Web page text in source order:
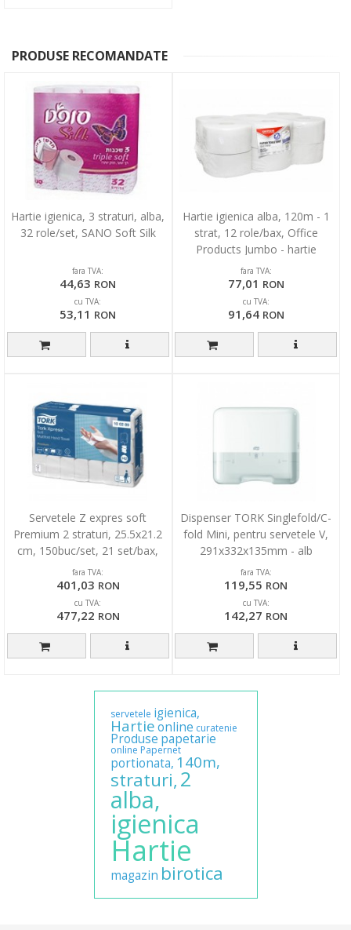
PRODUSE RECOMANDATE
Hartie igienica, 3 straturi, alba,
32 role/set, SANO Soft Silk
fara TVA:
44,63 RON
cu TVA:
53,11 RON
Hartie igienica alba, 120m - 1
strat, 12 role/bax, Office
Products Jumbo - hartie
reciclata
fara TVA:
77,01 RON
cu TVA:
91,64 RON
Servetele Z expres soft
Premium 2 straturi, 25.5x21.2
cm, 150buc/set, 21 set/bax,
Tork
fara TVA:
401,03 RON
cu TVA:
477,22 RON
Dispenser TORK Singlefold/C-
fold Mini, pentru servetele V,
291x332x135mm - alb
fara TVA:
119,55 RON
cu TVA:
142,27 RON
servetele igienica,
Hartieonline curatenie
Produse papetarie
online Papernet
portionata, 140m,
straturi,2
alba,
igienica
Hartie
magazin birotica